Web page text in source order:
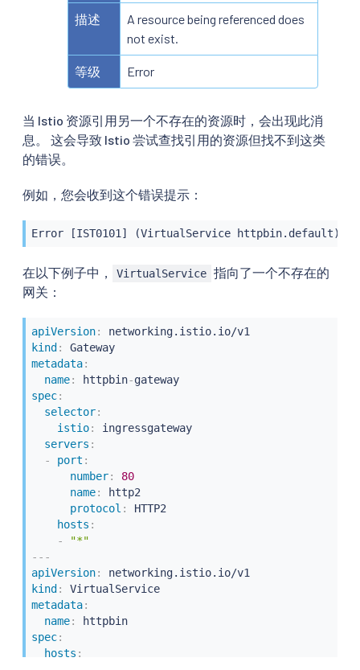
描述
A resource being referenced does
not exist.
等级 Error
当 Istio 资源引用另一个不存在的资源时，会出现此消
息。 这会导致 Istio 尝试查找引用的资源但找不到这类
的错误。
例如，您会收到这个错误提示：
Error [IST0101] (VirtualService httpbin.default)
在以下例子中， VirtualService 指向了一个不存在的
网关：
apiVersion:
kind :
Gateway
metadata:
name: httpbin-
gateway
spec:
selector:
istio:
ingressgateway
servers :
-
port :
number:
80
name:
http2
protocol :
HTTP2
hosts :
-
"*"
---
apiVersion:
kind :
VirtualService
metadata:
name:
httpbin
spec:
hosts :